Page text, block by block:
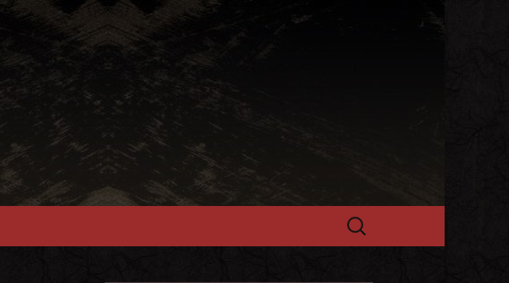
厳選黒毛和牛を
検